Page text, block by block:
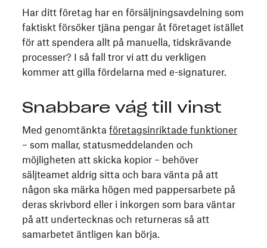
Har ditt företag har en försäljningsavdelning som
faktiskt försöker tjäna pengar åt företaget istället
för att spendera allt på manuella, tidskrävande
processer? I så fall tror vi att du verkligen
kommer att gilla fördelarna med e-signaturer.
Snabbare väg till vinst
Med genomtänktaföretagsinriktade funktioner
– som mallar, statusmeddelanden och
möjligheten att skicka kopior – behöver
säljteamet aldrig sitta och bara vänta på att
någon ska märka högen med pappersarbete på
deras skrivbord eller i inkorgen som bara väntar
på att undertecknas och returneras så att
samarbetet äntligen kan börja.